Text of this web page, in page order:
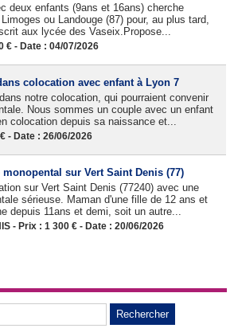
deux enfants (9ans et 16ans) cherche
ou Landouge (87) pour, au plus tard,
aux lycée des Vaseix.Propose...
€ - Date : 04/07/2026
colocation avec enfant à Lyon 7
notre colocation, qui pourraient convenir
Nous sommes un couple avec un enfant
colocation depuis sa naissance et...
- Date : 26/06/2026
sur Vert Saint Denis (77)
sur Vert Saint Denis (77240) avec une
sérieuse. Maman d'une fille de 12 ans et
depuis 11ans et demi, soit un autre...
- Prix : 1 300 € - Date : 20/06/2026